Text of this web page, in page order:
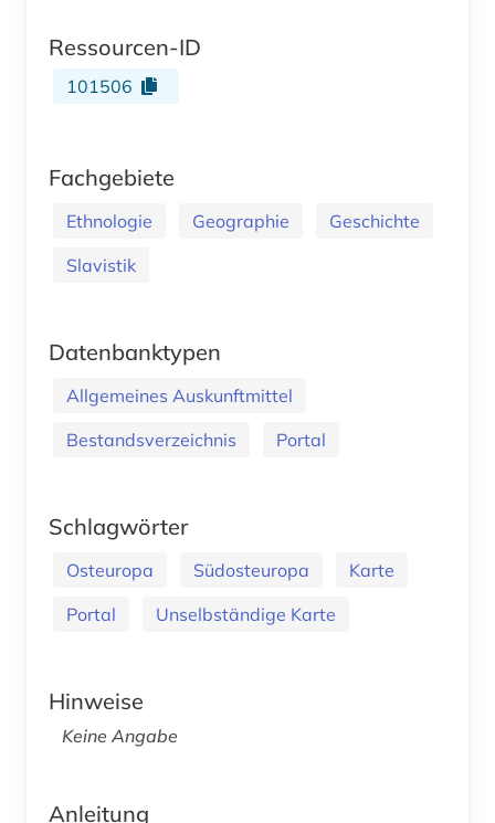
Ressourcen-ID
101506
Fachgebiete
Ethnologie Geographie
Geschichte
Slavistik
Datenbanktypen
Allgemeines Auskunftmittel
Bestandsverzeichnis
Portal
Schlagwörter
Osteuropa Südosteuropa
Karte
Portal
Unselbständige Karte
Hinweise
Keine Angabe
Anleitung